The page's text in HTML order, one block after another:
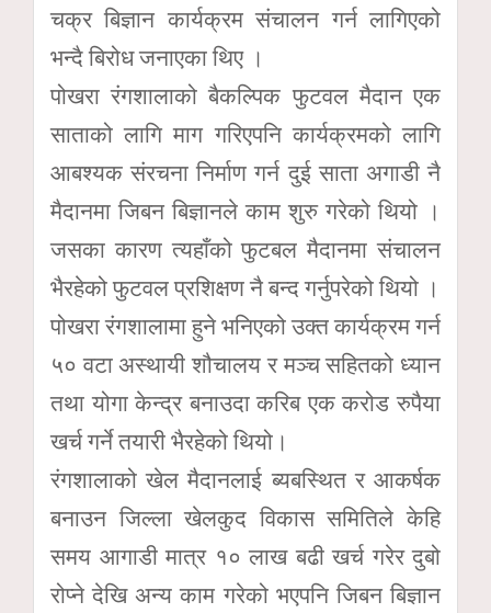
चक्र बिज्ञान कार्यक्रम संचालन गर्न लागिएको
भन्दै बिरोध जनाएका थिए ।
पोखरा रंगशालाको बैकल्पिक फुटवल मैदान एक
साताको लागि माग गरिएपनि कार्यक्रमको लागि
आबश्यक संरचना निर्माण गर्न दुई साता अगाडी नै
मैदानमा जिबन बिज्ञानले काम शुरु गरेको थियो ।
जसका कारण त्यहाँको फुटबल मैदानमा संचालन
भैरहेको फुटवल प्रशिक्षण नै बन्द गर्नुपरेको थियो ।
पोखरा रंगशालामा हुने भनिएको उक्त कार्यक्रम गर्न
५० वटा अस्थायी शौचालय र मञ्च सहितको ध्यान
तथा योगा केन्द्र बनाउदा करिब एक करोड रुपैया
खर्च गर्ने तयारी भैरहेको थियो।
रंगशालाको खेल मैदानलाई ब्यबस्थित र आकर्षक
बनाउन जिल्ला खेलकुद विकास समितिले केहि
समय आगाडी मात्र १० लाख बढी खर्च गरेर दुबो
रोप्ने देखि अन्य काम गरेको भएपनि जिबन बिज्ञान